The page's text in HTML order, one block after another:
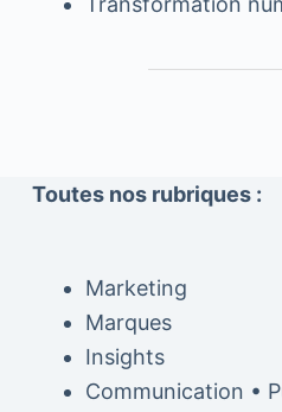
Toutes nos rubriques :
Marketing
Marques
Insights
Communication •